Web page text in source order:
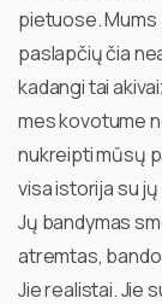
pietuose. Mums
paslapčių čia
kadangi tai
mes kovotume
nukreipti mūsų
visa istorija su
Jų bandymas
atremtas,
Jie realistai. Jie